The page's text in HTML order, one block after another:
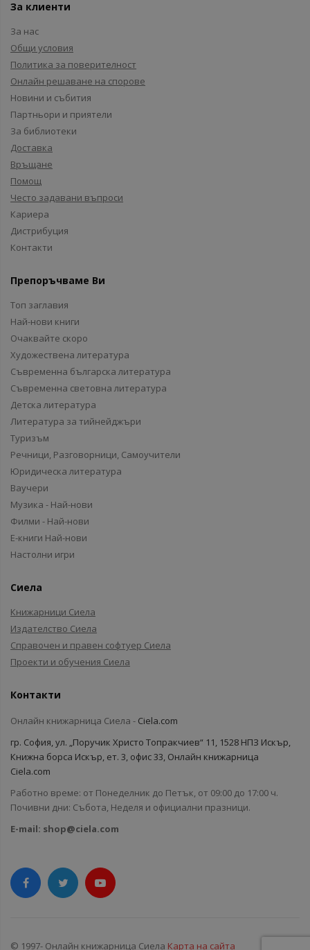
За клиенти
За нас
Общи условия
Политика за поверителност
Онлайн решаване на спорове
Новини и събития
Партньори и приятели
За библиотеки
Доставка
Връщане
Помощ
Често задавани въпроси
Кариера
Дистрибуция
Контакти
Препоръчваме Ви
Топ заглавия
Най-нови книги
Очаквайте скоро
Художествена литература
Съвременна българска литература
Съвременна световна литература
Детска литература
Литература за тийнейджъри
Туризъм
Речници, Разговорници, Самоучители
Юридическа литература
Ваучери
Музика - Най-нови
Филми - Най-нови
Е-книги Най-нови
Настолни игри
Сиела
Книжарници Сиела
Издателство Сиела
Справочен и правен софтуер Сиела
Проекти и обучения Сиела
Контакти
Онлайн книжарница Сиела - Ciela.com
гр. София, ул. „Поручик Христо Топракчиев“ 11, 1528 НПЗ Искър,
Книжна борса Искър, ет. 3, офис 33, Онлайн книжарница
Ciela.com
Работно време: от Понеделник до Петък, от 09:00 до 17:00 ч.
Почивни дни: Събота, Неделя и официални празници.
E-mail: shop@ciela.com
© 1997- Онлайн книжарница Сиела Карта на сайта